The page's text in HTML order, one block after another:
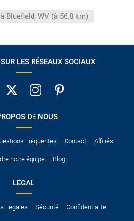
pouvez vous renseigner auprès des
Bluefield, WV (à 56.8 km)
LES RÉSEAUX SOCIAUX
DE NOUS
Fréquentes Contact Affiliés
notre équipe Blog
LEGAL
Légales Sécurité Confidentialité